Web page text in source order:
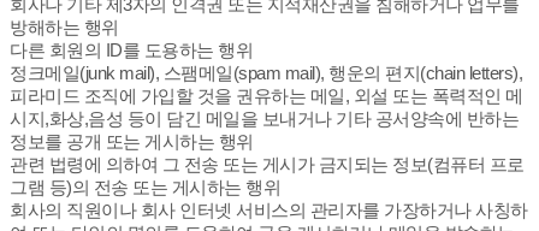
회사나 기타 제3자의 인격권 또는 지적재산권을 침해하거나 업무를
방해하는 행위
다른 회원의 ID를 도용하는 행위
정크메일(junk mail), 스팸메일(spam mail), 행운의 편지(chain letters),
피라미드 조직에 가입할 것을 권유하는 메일, 외설 또는 폭력적인 메
시지,화상,음성 등이 담긴 메일을 보내거나 기타 공서양속에 반하는
정보를 공개 또는 게시하는 행위
관련 법령에 의하여 그 전송 또는 게시가 금지되는 정보(컴퓨터 프로
그램 등)의 전송 또는 게시하는 행위
회사의 직원이나 회사 인터넷 서비스의 관리자를 가장하거나 사칭하